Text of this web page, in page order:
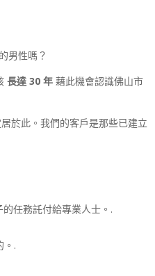
男性嗎？
長達 30 年 藉此機會認識佛山市
於此。我們的客戶是那些已建立
任務託付給專業人士。.
。.